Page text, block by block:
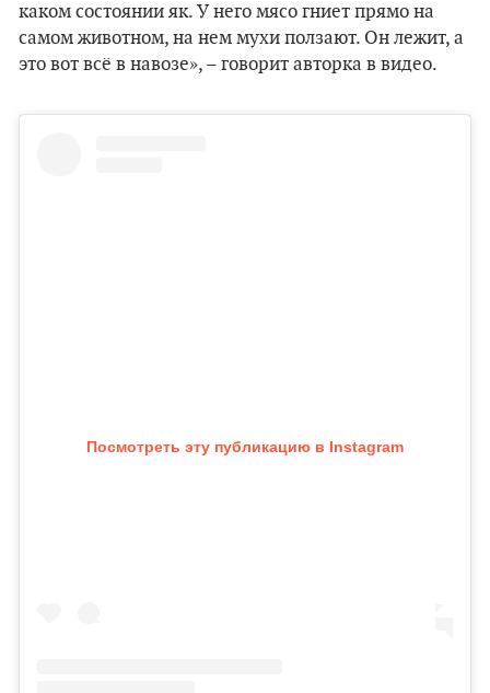
каком состоянии як. У него мясо гниет прямо на
самом животном, на нем мухи ползают. Он лежит, а
это вот всё в навозе», – говорит авторка в видео.
Посмотреть эту публикацию в Instagram